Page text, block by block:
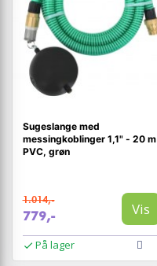
Sugeslange med
messingkoblinger 1,1" - 20 m
PVC, grøn
1.014,-
779,- Vis
På lager